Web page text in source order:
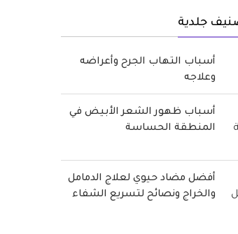
جلدية
أسباب التهاب الجرح وأعراضه
وعلاجه
أسباب ظهور الشعر الأبيض في
المنطقة الحساسة
أفضل مضاد حيوي لعلاج الدمامل
والخراج ونصائح لتسريع الشفاء